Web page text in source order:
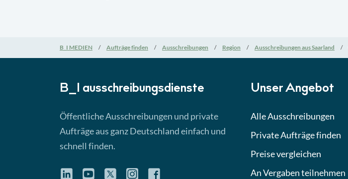
B_I MEDIEN Aufträge finden Ausschreibungen Region Ausschreibungen aus Saarland
B_I ausschreibungs­dienste
Öffentliche Ausschreibungen und private
Aufträge aus ganz Deutschland einfach und
schnell finden.
Unser Angebot
Alle Ausschreibungen
Private Aufträge finden
Preise vergleichen
An Vergaben teilnehmen